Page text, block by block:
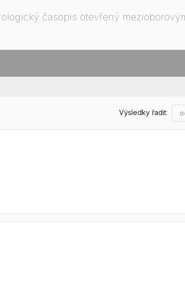
časopis otevřený
Výsledky řadit: